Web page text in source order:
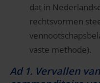
dat in
rechtsvormen
vaste methode).
Ad 1. Vervallen